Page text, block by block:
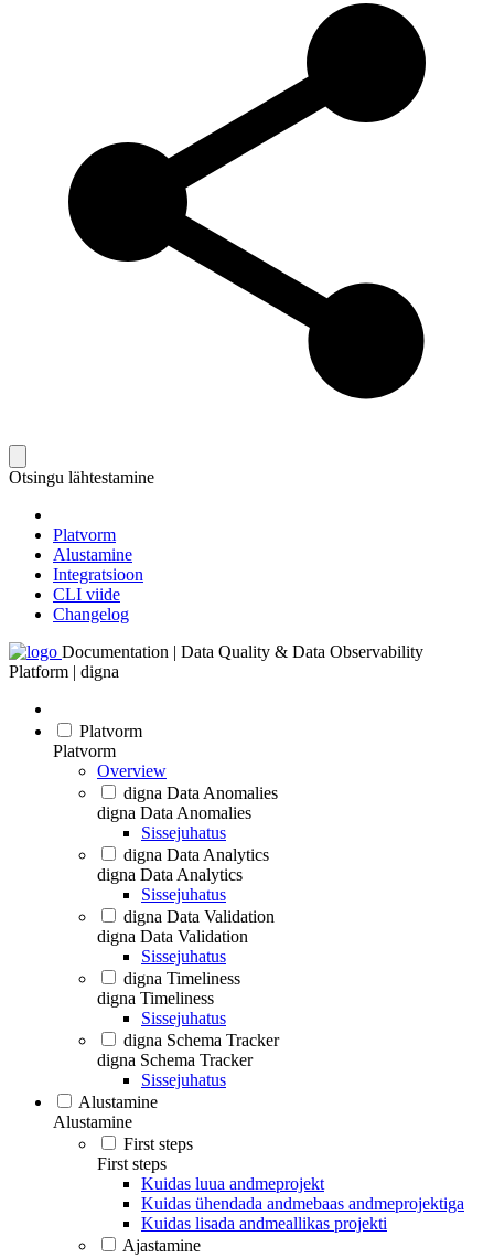
Otsingu lähtestamine
Platvorm
Alustamine
Integratsioon
CLI viide
Changelog
Documentation | Data Quality & Data Observability
Platform | digna
Platvorm
Platvorm
Overview
digna Data Anomalies
digna Data Anomalies
Sissejuhatus
digna Data Analytics
digna Data Analytics
Sissejuhatus
digna Data Validation
digna Data Validation
Sissejuhatus
digna Timeliness
digna Timeliness
Sissejuhatus
digna Schema Tracker
digna Schema Tracker
Sissejuhatus
Alustamine
Alustamine
First steps
First steps
Kuidas luua andmeprojekt
Kuidas ühendada andmebaas andmeprojektiga
Kuidas lisada andmeallikas projekti
Ajastamine